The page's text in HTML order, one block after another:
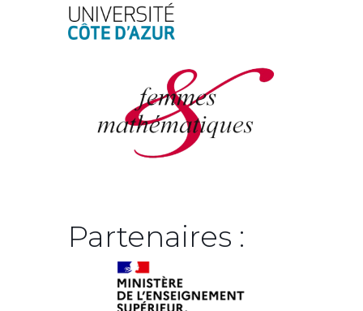
Partenaires :